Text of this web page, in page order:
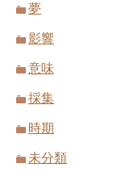
夢
影響
意味
採集
時期
未分類